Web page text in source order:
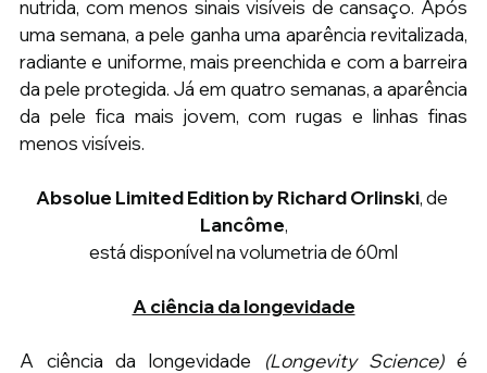
nutrida, com menos sinais visíveis de cansaço. Após
uma semana, a pele ganha uma aparência revitalizada,
radiante e uniforme, mais preenchida e com a barreira
da pele protegida. Já em quatro semanas, a aparência
da pele fica mais jovem, com rugas e linhas finas
menos visíveis.
Absolue Limited Edition by Richard Orlinski, de
Lancôme,
está disponível na volumetria de 60ml
A ciência da longevidade
A ciência da longevidade (Longevity Science) é